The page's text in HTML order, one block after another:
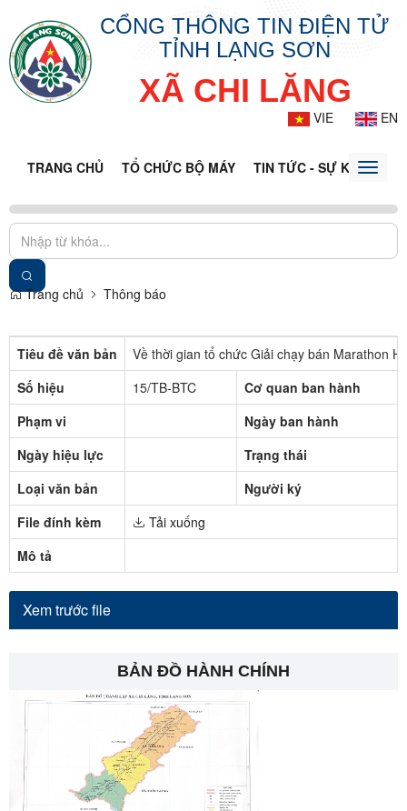
CỔNG THÔNG TIN ĐIỆN TỬ
TỈNH LẠNG SƠN
XÃ CHI LĂNG
VIE EN
TRANG CHỦ TỔ CHỨC BỘ MÁY TIN TỨC - SỰ KIỆNToggle
Trang chủ Thông báo
Tiêu đề văn bản
Về thời gian tổ chức Giải chạy bán Marathon
Số hiệu
15/TB-BTC
Cơ quan ban hành
Phạm vi
Ngày ban hành
Ngày hiệu lực
Trạng thái
Loại văn bản
Người ký
File đính kèm
Tải xuống
Mô tả
Xem trước file
BẢN ĐỒ HÀNH CHÍNH